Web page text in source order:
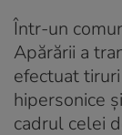
Într-un
Apărării a
efectuat
hipersonice
cadrul celei